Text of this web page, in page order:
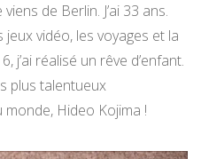
de Berlin. J’ai 33 ans.
vidéo, les voyages et la
j’ai réalisé un rêve d’enfant.
plus talentueux
Hideo Kojima !